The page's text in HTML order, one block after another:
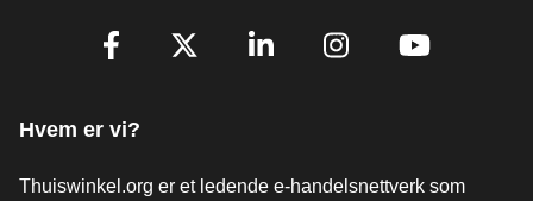
[_General:SocialMediaTitle]
Hvem er vi?
Thuiswinkel.org er et ledende e-handelsnettverk som